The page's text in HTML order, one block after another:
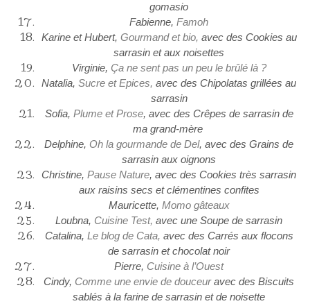
gomasio
Fabienne, Famoh
Karine et Hubert, Gourmand et bio, avec des Cookies au
sarrasin et aux noisettes
Virginie, Ça ne sent pas un peu le brûlé là ?
Natalia, Sucre et Epices, avec des Chipolatas grillées au
sarrasin
Sofia, Plume et Prose, avec des Crêpes de sarrasin de
ma grand-mère
Delphine, Oh la gourmande de Del, avec des Grains de
sarrasin aux oignons
Christine, Pause Nature, avec des Cookies très sarrasin
aux raisins secs et clémentines confites
Mauricette, Momo gâteaux
Loubna, Cuisine Test, avec une Soupe de sarrasin
Catalina, Le blog de Cata, avec des Carrés aux flocons
de sarrasin et chocolat noir
Pierre, Cuisine à l’Ouest
Cindy, Comme une envie de douceuravec des Biscuits
sablés à la farine de sarrasin et de noisette